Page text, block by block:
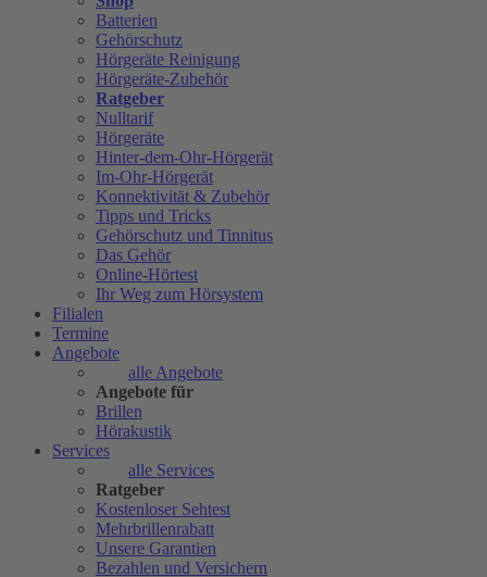
Batterien
Gehörschutz
Hörgeräte Reinigung
Hörgeräte-Zubehör
Ratgeber
Nulltarif
Hörgeräte
Hinter-dem-Ohr-Hörgerät
Im-Ohr-Hörgerät
Konnektivität & Zubehör
Tipps und Tricks
Gehörschutz und Tinnitus
Das Gehör
Online-Hörtest
Ihr Weg zum Hörsystem
Filialen
Termine
Angebote
alle Angebote
Angebote für
Brillen
Hörakustik
Services
alle Services
Ratgeber
Kostenloser Sehtest
Mehrbrillenrabatt
Unsere Garantien
Bezahlen und Versichern